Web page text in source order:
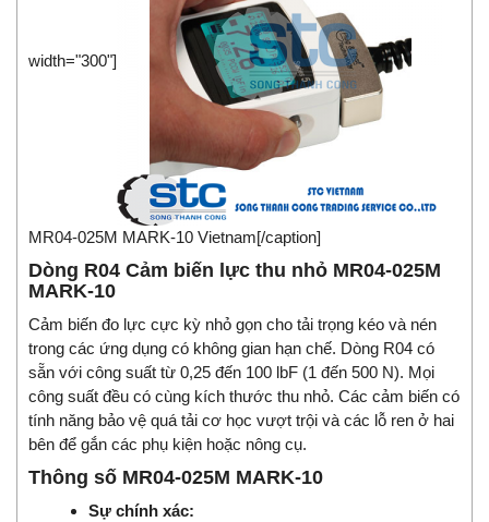
width="300"]
MR04-025M MARK-10 Vietnam[/caption]
Dòng R04 Cảm biến lực thu nhỏ MR04-025M
MARK-10
Cảm biến đo lực cực kỳ nhỏ gọn cho tải trọng kéo và nén
trong các ứng dụng có không gian hạn chế. Dòng R04 có
sẵn với công suất từ ​​0,25 đến 100 lbF (1 đến 500 N). Mọi
công suất đều có cùng kích thước thu nhỏ. Các cảm biến có
tính năng bảo vệ quá tải cơ học vượt trội và các lỗ ren ở hai
bên để gắn các phụ kiện hoặc nông cụ.
Thông số MR04-025M MARK-10
Sự chính xác: